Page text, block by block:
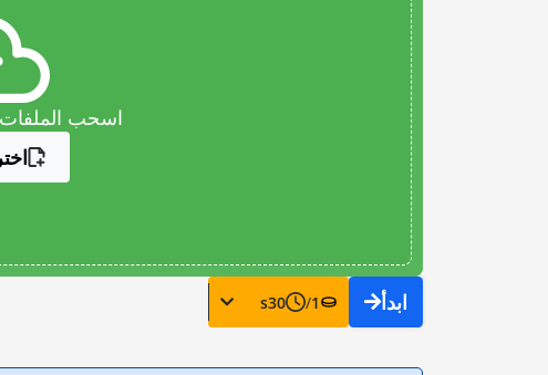
اسحب الملفات
ابدأ 1
/
30
s